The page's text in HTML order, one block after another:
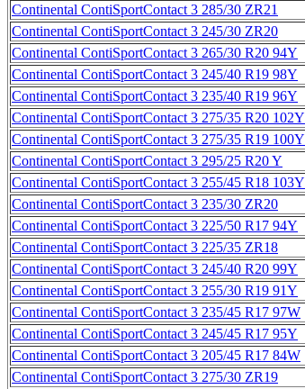
Continental ContiSportContact 3 285/30 ZR21
Continental ContiSportContact 3 245/30 ZR20
Continental ContiSportContact 3 265/30 R20 94Y
Continental ContiSportContact 3 245/40 R19 98Y
Continental ContiSportContact 3 235/40 R19 96Y
Continental ContiSportContact 3 275/35 R20 102Y
Continental ContiSportContact 3 275/35 R19 100Y
Continental ContiSportContact 3 295/25 R20 Y
Continental ContiSportContact 3 255/45 R18 103Y
Continental ContiSportContact 3 235/30 ZR20
Continental ContiSportContact 3 225/50 R17 94Y
Continental ContiSportContact 3 225/35 ZR18
Continental ContiSportContact 3 245/40 R20 99Y
Continental ContiSportContact 3 255/30 R19 91Y
Continental ContiSportContact 3 235/45 R17 97W
Continental ContiSportContact 3 245/45 R17 95Y
Continental ContiSportContact 3 205/45 R17 84W
Continental ContiSportContact 3 275/30 ZR19